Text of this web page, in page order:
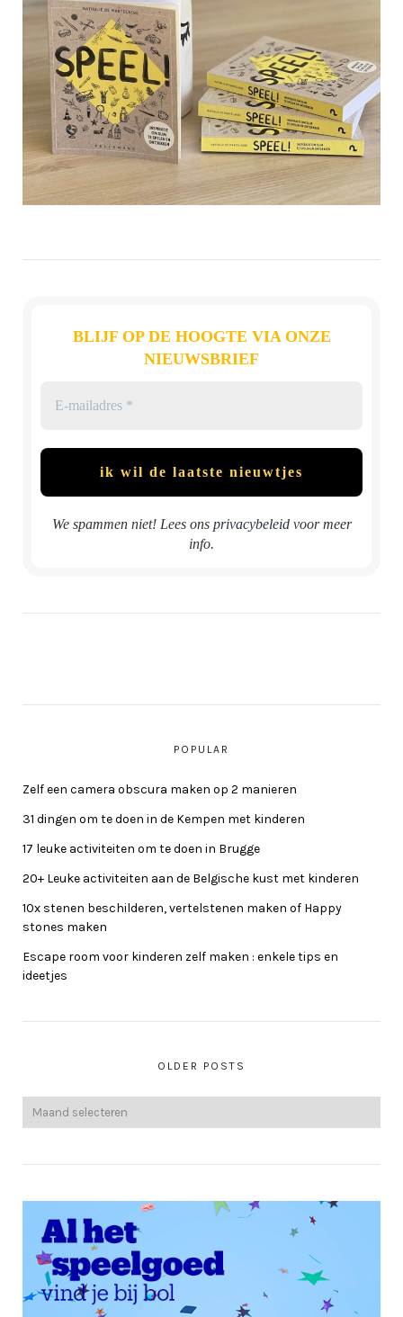
BLIJF OP DE HOOGTE VIA ONZE
NIEUWSBRIEF
We spammen niet! Lees ons privacybeleidvoor meer
info.
POPULAR
Zelf een camera obscura maken op 2 manieren
31 dingen om te doen in de Kempen met kinderen
17 leuke activiteiten om te doen in Brugge
20+ Leuke activiteiten aan de Belgische kust met kinderen
10x stenen beschilderen, vertelstenen maken of Happy
stones maken
Escape room voor kinderen zelf maken : enkele tips en
ideetjes
OLDER POSTS